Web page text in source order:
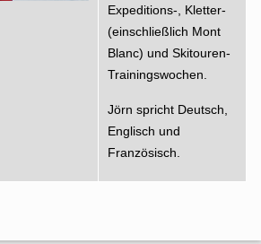
Expeditions-, Kletter-
(einschließlich Mont
Blanc) und Skitouren-
Trainingswochen.
Jörn spricht Deutsch,
Englisch und
Französisch.